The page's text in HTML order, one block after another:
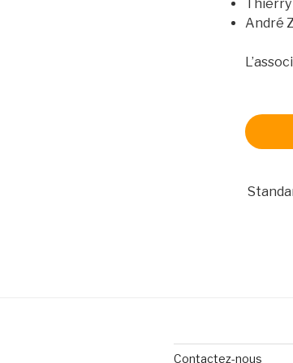
Thierry
André
Contactez-nous